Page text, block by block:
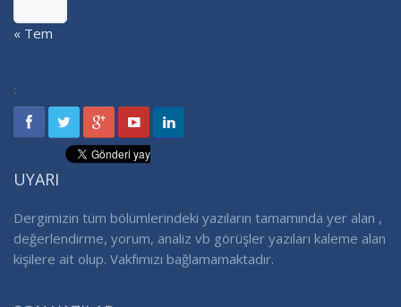
« Tem
:
UYARI
Dergimizin tüm bölümlerindeki yazıların tamamında yer alan ,
değerlendirme, yorum, analiz vb görüşler yazıları kaleme alan
kişilere ait olup. Vakfımızı bağlamamaktadır.